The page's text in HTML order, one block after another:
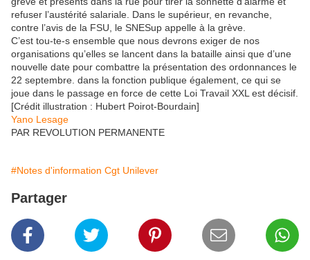
refuser l’austérité salariale. Dans le supérieur, en revanche,
contre l’avis de la FSU, le SNESup appelle à la grève.
C’est tou-te-s ensemble que nous devrons exiger de nos
organisations qu’elles se lancent dans la bataille ainsi que d’une
nouvelle date pour combattre la présentation des ordonnances le
22 septembre. dans la fonction publique également, ce qui se
joue dans le passage en force de cette Loi Travail XXL est décisif.
[Crédit illustration : Hubert Poirot-Bourdain]
Yano Lesage
PAR REVOLUTION PERMANENTE
#Notes d'information Cgt Unilever
Partager